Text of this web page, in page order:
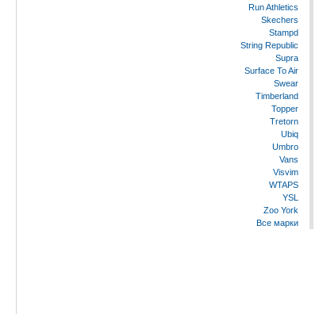
Run Athletics
Skechers
Stampd
String Republic
Supra
Surface To Air
Swear
Timberland
Topper
Tretorn
Ubiq
Umbro
Vans
Visvim
WTAPS
YSL
Zoo York
Все марки